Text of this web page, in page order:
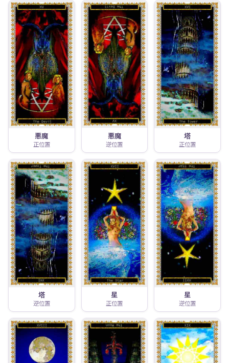
悪魔
正位置
悪魔
逆位置
塔
正位置
塔
逆位置
星
正位置
星
逆位置